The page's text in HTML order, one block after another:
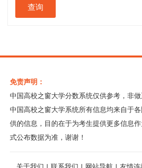
免责声明：
中国高校之窗大学分数系统仅供参考，非做
中国高校之窗大学系统所有信息均来自于
供的信息，目的在于为考生提供更多信息
式公布数据为准，谢谢！